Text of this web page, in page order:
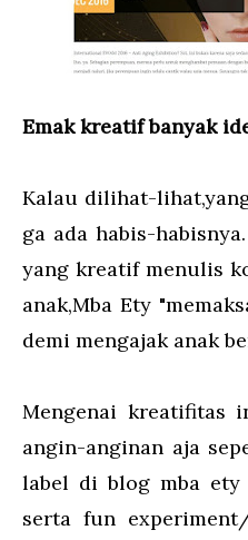
Emak kreatif banyak
Kalau dilihat-
ga ada habis-
yang kreatif menulis
anak,Mba Ety
demi mengajak anak
Mengenai kreatifitas
angin-anginan aja
label di blog mba
serta fun